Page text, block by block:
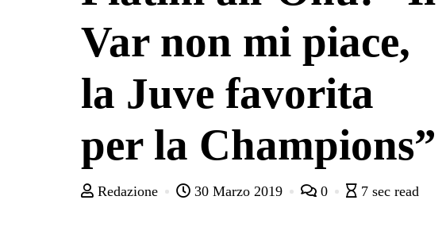
Var non mi piace,
la Juve favorita
per la Champions”
Redazione 30 Marzo 2019 0 7 sec read